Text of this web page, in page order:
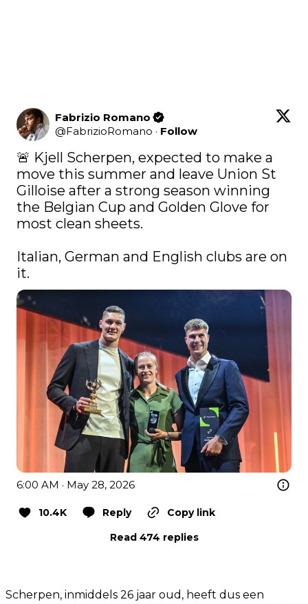
Fabrizio Romano
@FabrizioRomano · Follow
🚨 Kjell Scherpen, expected to make a
move this summer and leave Union St
Gilloise after a strong season winning
the Belgian Cup and Golden Glove for
most clean sheets.
Italian, German and English clubs are on
it.
6:00 AM · May 28, 2026
10.4K Reply
Copy link
Read 474 replies
Scherpen, inmiddels 26 jaar oud, heeft dus een